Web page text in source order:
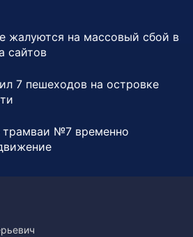
жалуются на массовый сбой в
сайтов
7 пешеходов на островке
№7 временно